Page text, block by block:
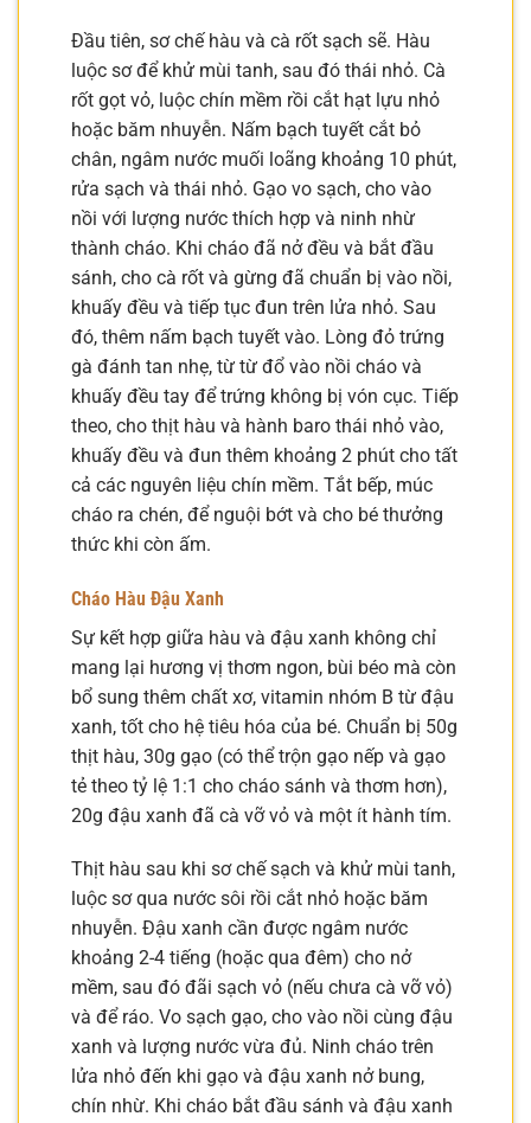
Đầu tiên, sơ chế hàu và cà rốt sạch sẽ. Hàu
luộc sơ để khử mùi tanh, sau đó thái nhỏ. Cà
rốt gọt vỏ, luộc chín mềm rồi cắt hạt lựu nhỏ
hoặc băm nhuyễn. Nấm bạch tuyết cắt bỏ
chân, ngâm nước muối loãng khoảng 10 phút,
rửa sạch và thái nhỏ. Gạo vo sạch, cho vào
nồi với lượng nước thích hợp và ninh nhừ
thành cháo. Khi cháo đã nở đều và bắt đầu
sánh, cho cà rốt và gừng đã chuẩn bị vào nồi,
khuấy đều và tiếp tục đun trên lửa nhỏ. Sau
đó, thêm nấm bạch tuyết vào. Lòng đỏ trứng
gà đánh tan nhẹ, từ từ đổ vào nồi cháo và
khuấy đều tay để trứng không bị vón cục. Tiếp
theo, cho thịt hàu và hành baro thái nhỏ vào,
khuấy đều và đun thêm khoảng 2 phút cho tất
cả các nguyên liệu chín mềm. Tắt bếp, múc
cháo ra chén, để nguội bớt và cho bé thưởng
thức khi còn ấm.
Cháo Hàu Đậu Xanh
Sự kết hợp giữa hàu và đậu xanh không chỉ
mang lại hương vị thơm ngon, bùi béo mà còn
bổ sung thêm chất xơ, vitamin nhóm B từ đậu
xanh, tốt cho hệ tiêu hóa của bé. Chuẩn bị 50g
thịt hàu, 30g gạo (có thể trộn gạo nếp và gạo
tẻ theo tỷ lệ 1:1 cho cháo sánh và thơm hơn),
20g đậu xanh đã cà vỡ vỏ và một ít hành tím.
Thịt hàu sau khi sơ chế sạch và khử mùi tanh,
luộc sơ qua nước sôi rồi cắt nhỏ hoặc băm
nhuyễn. Đậu xanh cần được ngâm nước
khoảng 2-4 tiếng (hoặc qua đêm) cho nở
mềm, sau đó đãi sạch vỏ (nếu chưa cà vỡ vỏ)
và để ráo. Vo sạch gạo, cho vào nồi cùng đậu
xanh và lượng nước vừa đủ. Ninh cháo trên
lửa nhỏ đến khi gạo và đậu xanh nở bung,
chín nhừ. Khi cháo bắt đầu sánh và đậu xanh